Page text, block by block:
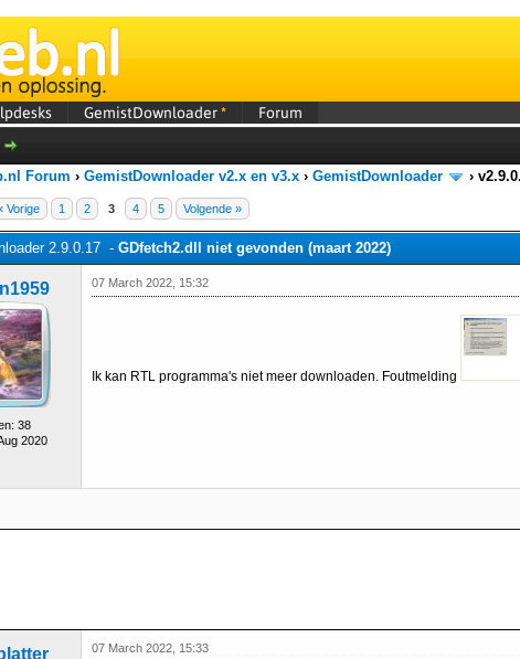
GemistDownloader* Forum
Forum › GemistDownloader v2.x en v3.x › GemistDownloader ›
Vorige 1 2 3 4 5 Volgende »
2.9.0.17 - GDfetch2.dll niet gevonden (maart 2022)
38
2020
07 March 2022, 15:32
Ik kan RTL programma's niet meer downloaden. Foutmelding
07 March 2022, 15:33